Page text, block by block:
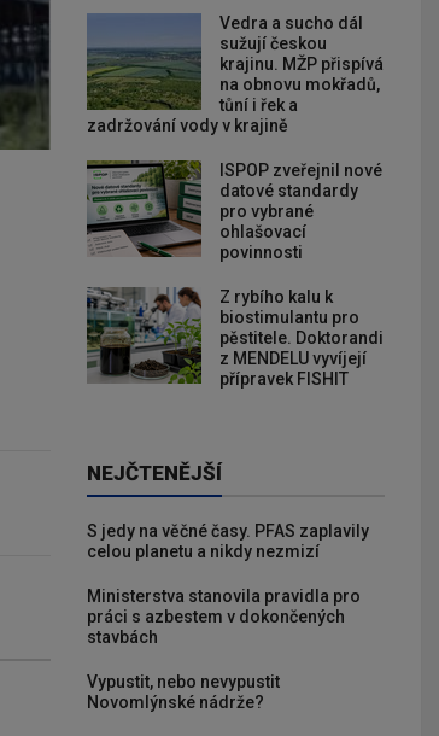
Vedra a sucho dál
sužují českou
krajinu. MŽP přispívá
na obnovu mokřadů,
tůní i řek a
zadržování vody v krajině
ISPOP zveřejnil nové
datové standardy
pro vybrané
ohlašovací
povinnosti
Z rybího kalu k
biostimulantu pro
pěstitele. Doktorandi
z MENDELU vyvíjejí
přípravek FISHIT
NEJČTENĚJŠÍ
S jedy na věčné časy. PFAS zaplavily
celou planetu a nikdy nezmizí
Ministerstva stanovila pravidla pro
práci s azbestem v dokončených
stavbách
Vypustit, nebo nevypustit
Novomlýnské nádrže?